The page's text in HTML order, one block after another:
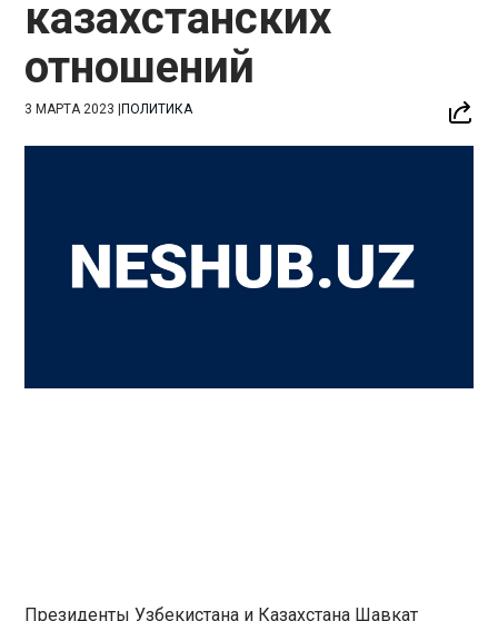
казахстанских
отношений
3 МАРТА 2023 |ПОЛИТИКА
Президенты Узбекистана и Казахстана Шавкат